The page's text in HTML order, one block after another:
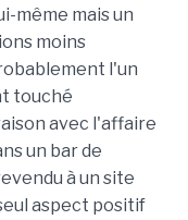
même mais un
moins
l'un
touché
avec l'affaire
un bar de
à un site
aspect positif